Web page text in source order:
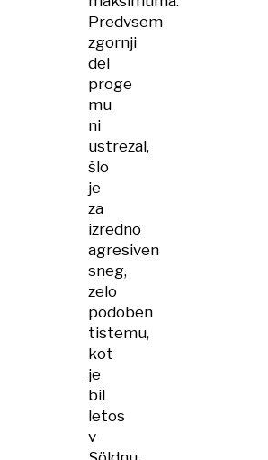
Predvsem
zgornji
del
proge
mu
ni
ustrezal,
šlo
je
za
izredno
agresiven
sneg,
zelo
podoben
tistemu,
kot
je
bil
letos
v